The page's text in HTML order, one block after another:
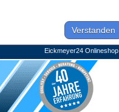
Verstanden
Eickmeyer24 Onlineshop